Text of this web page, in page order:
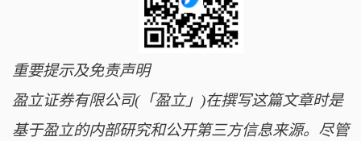
重要提示及免责声明
盈立证券有限公司(「盈立」)在撰写这篇文章时是
基于盈立的内部研究和公开第三方信息来源。尽管